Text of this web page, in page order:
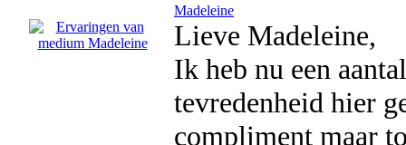
Madeleine
Lieve Madeleine,
Ik heb nu een
tevredenheid hier
compliment maar